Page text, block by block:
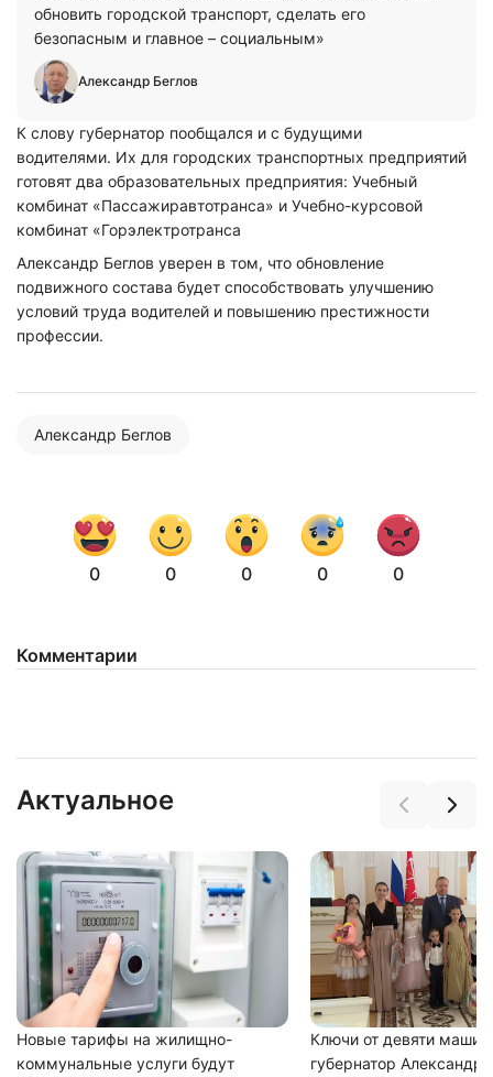
обновить городской транспорт, сделать его
безопасным и главное – социальным»
Александр Беглов
К слову губернатор пообщался и с будущими
водителями. Их для городских транспортных предприятий
готовят два образовательных предприятия: Учебный
комбинат «Пассажиравтотранса» и Учебно-курсовой
комбинат «Горэлектротранса
Александр Беглов уверен в том, что обновление
подвижного состава будет способствовать улучшению
условий труда водителей и повышению престижности
профессии.
Александр Беглов
0 0 0 0 0
Комментарии
Актуальное
Новые тарифы на жилищно-
коммунальные услуги будут
Ключи от девяти машин
губернатор Александр
Нажимая на кнопку "Отправить" вы
соглашаетесь сполитикой конфиденциальности